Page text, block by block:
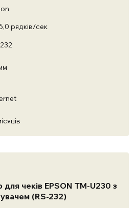
рядків/сек
для чеків EPSON TM-U230 з
(RS-232)